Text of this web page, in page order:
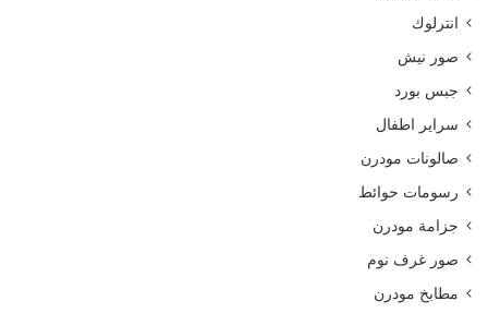
انترلوك
صور نيش
جبس بورد
سراير اطفال
صالونات مودرن
رسومات حوائط
جزامة مودرن
صور غرف نوم
مطابخ مودرن